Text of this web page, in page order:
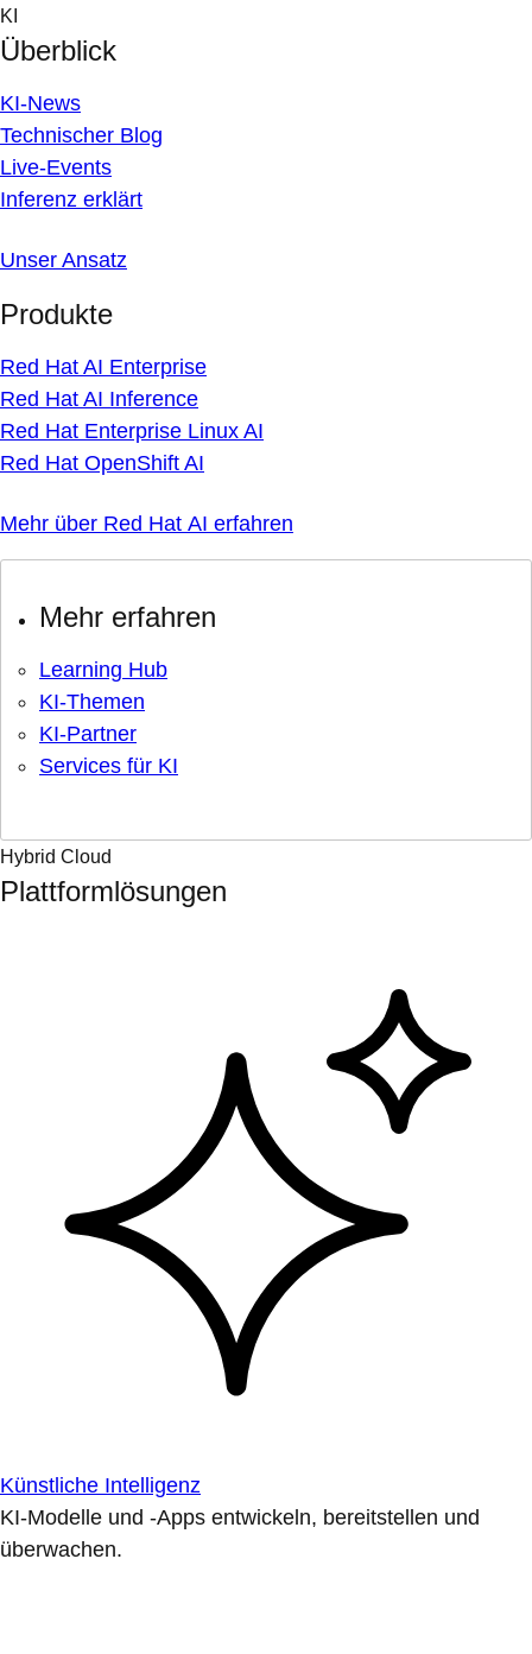
Skip
to
content
KI
Überblick
KI-News
Technischer Blog
Live-Events
Inferenz erklärt
Unser Ansatz
Produkte
Red Hat AI Enterprise
Red Hat AI Inference
Red Hat Enterprise Linux AI
Red Hat OpenShift AI
Mehr über Red Hat AI erfahren
Mehr erfahren
Learning Hub
KI-Themen
KI-Partner
Services für KI
Hybrid Cloud
Plattformlösungen
Künstliche Intelligenz
KI-Modelle und -Apps entwickeln, bereitstellen und
überwachen.